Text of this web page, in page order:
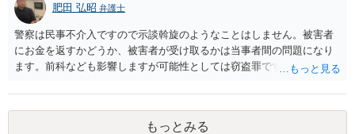
肥田 弘昭 弁護士
警察は民事不介入ですので示談斡旋のようなことはしません。被害者
にお金を返すかどうか、被害者が受け取るかは当事者間の問題になり
ます。前科なども影響しますが可能性としては窃盗罪ですので、逮捕
もっとみる